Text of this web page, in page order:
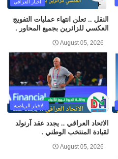
اخبار العراقي
النقل .. تعلن انتهاء عمليات التفويج
العكسي للزائرين بجميع المحاور .
August 05, 2026
الاخبار الرياضية
الاتحاد العراقي .. يجدد عقد آرنولد
لقيادة المنتخب الوطني .
August 05, 2026